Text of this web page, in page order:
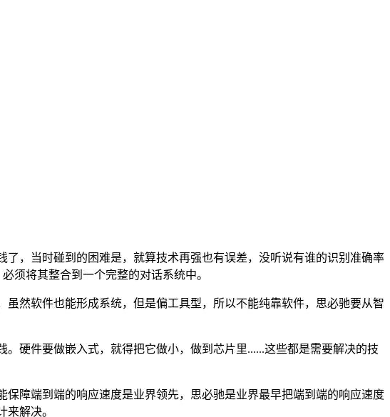
，当时碰到的困难是，就算技术再强也有误差，没听说有谁的识别准确率
须将其整合到一个完整的对话系统中。
然软件也能形成系统，但是偏工具型，所以不能纯靠软件，思必驰要从智
硬件要做嵌入式，就得把它做小，做到芯片里......这些都是需要解决的技
障端到端的响应速度是业界领先，思必驰是业界最早把端到端的响应速度
解决。